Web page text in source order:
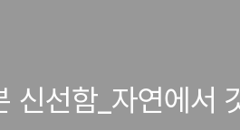
신선함_자연에서